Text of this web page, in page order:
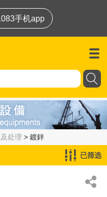
手机app
处理 > 鍍鋅
已筛选